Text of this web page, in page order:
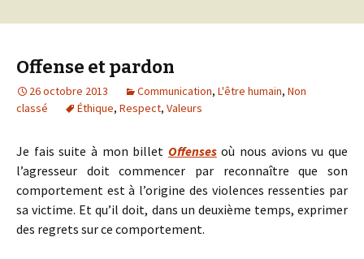
Offense et pardon
26 octobre 2013 Communication, L'être humain, Non
classé
Éthique, Respect, Valeurs
Je fais suite à mon billet Offensesoù nous avions vu que
l’agresseur doit commencer par reconnaître que son
comportement est à l’origine des violences ressenties par
sa victime. Et qu’il doit, dans un deuxième temps, exprimer
des regrets sur ce comportement.